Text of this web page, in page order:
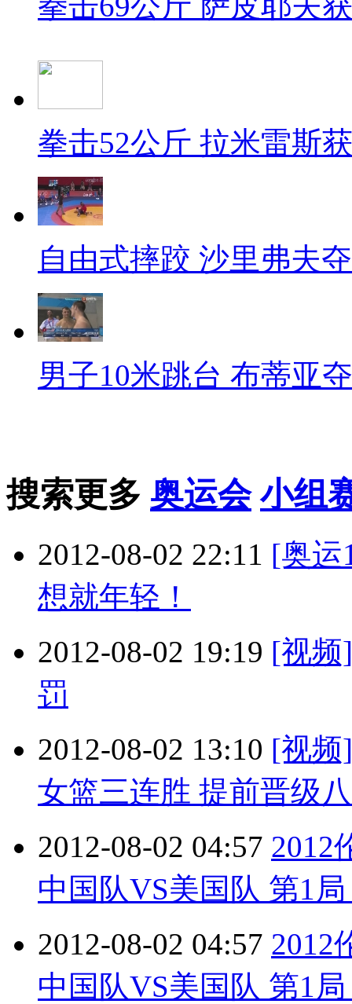
拳击52公斤 拉米雷斯
自由式摔跤 沙里弗夫
男子10米跳台 布蒂亚
搜索更多 奥运会 小组
2012-08-02 22:11 [奥运
想就年轻！
2012-08-02 19:19 [视频
罚
2012-08-02 13:10 [视频
女篮三连胜 提前晋级
2012-08-02 04:57 2012
中国队VS美国队 第1局
2012-08-02 04:57 2012
中国队VS美国队 第1局